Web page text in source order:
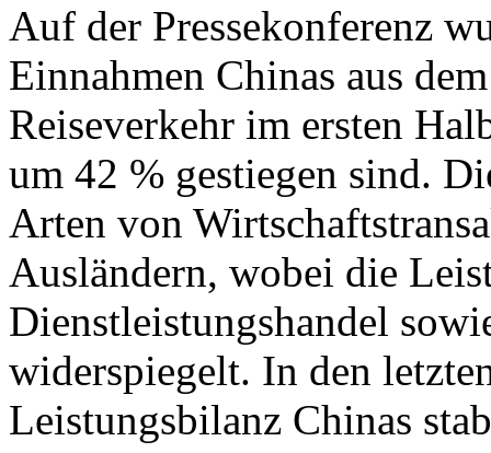
Auf der Pressekonferenz
Einnahmen Chinas aus
Reiseverkehr im ersten
um 42 % gestiegen sind.
Arten von
Ausländern, wobei die
Dienstleistungshandel
widerspiegelt. In den
Leistungsbilanz Chinas